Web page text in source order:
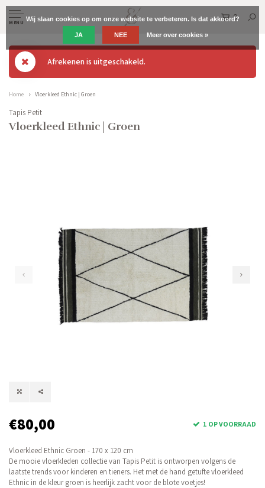
MENU
0
Afrekenen is uitgeschakeld.
Home Vloerkleed Ethnic | Groen
Tapis Petit
Vloerkleed Ethnic | Groen
€80,00 1 OP VOORRAAD
Vloerkleed Ethnic Groen - 170 x 120 cm
De mooie vloerkleden collectie van Tapis Petit is ontworpen volgens de
laatste trends voor kinderen en tieners. Het met de hand getufte vloerkleed
Ethnic in de kleur groen is heerlijk zacht voor de blote voetjes!
Wij slaan cookies op om onze website te verbeteren. Is dat akkoord?
JA NEE Meer over cookies »